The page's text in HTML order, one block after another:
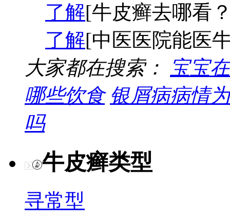
了解[牛皮癣去哪看
了解[中医医院能医
大家都在搜索：
宝宝
哪些饮食 银屑病病情
吗
牛皮癣类型
寻常型